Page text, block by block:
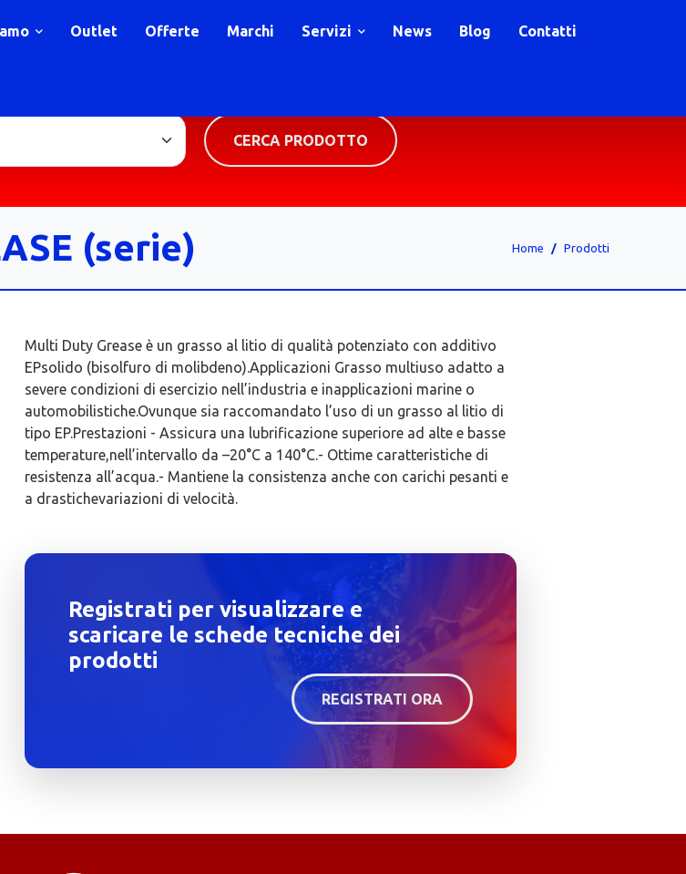
Outlet Offerte Marchi Servizi News Blog Contatti
CERCA PRODOTTO
(serie) Home Prodotti
Multi Duty Grease è un grasso al litio di qualità potenziato con additivo
EPsolido (bisolfuro di molibdeno).Applicazioni Grasso multiuso adatto a
severe condizioni di esercizio nell’industria e inapplicazioni marine o
automobilistiche.Ovunque sia raccomandato l’uso di un grasso al litio di
tipo EP.Prestazioni - Assicura una lubrificazione superiore ad alte e basse
temperature,nell’intervallo da –20°C a 140°C.- Ottime caratteristiche di
resistenza all’acqua.- Mantiene la consistenza anche con carichi pesanti e
a drastichevariazioni di velocità.
Registrati per visualizzare e
scaricare le schede tecniche dei
prodotti
REGISTRATI ORA